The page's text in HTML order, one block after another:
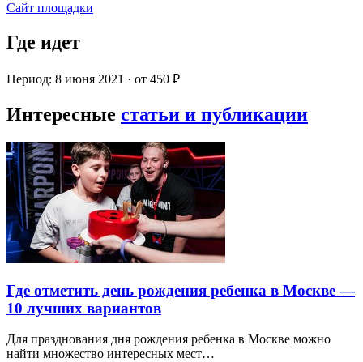
Сайт площадки
Где идет
Период: 8 июня 2021 · от 450 ₽
Интересные статьи и публикации
Где отметить день рождения ребенка в Москве —
10 лучших вариантов
Для празднования дня рождения ребенка в Москве можно
найти множество интересных мест…